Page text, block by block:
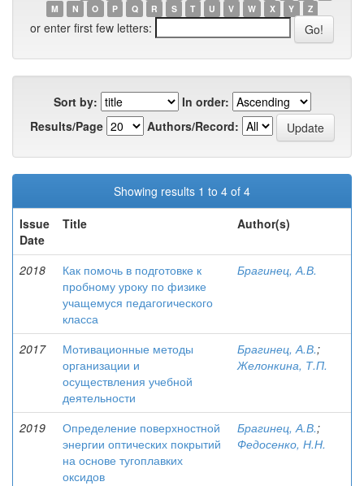
M
N O P Q R S T U V W X Y Z
or enter first few letters:
Sort by:
In order:
Results/Page
Authors/Record:
Showing results 1 to 4 of 4
Issue
Date
Title Author(s)
2018
Как помочь в подготовке к
пробному уроку по физике
учащемуся педагогического
класса
Брагинец, А.В.
2017
Мотивационные методы
организации и
осуществления учебной
деятельности
Брагинец, А.В.;
Желонкина, Т.П.
2019
Определение поверхностной
энергии оптических покрытий
на основе тугоплавких
оксидов
Брагинец, А.В.;
Федосенко, Н.Н.